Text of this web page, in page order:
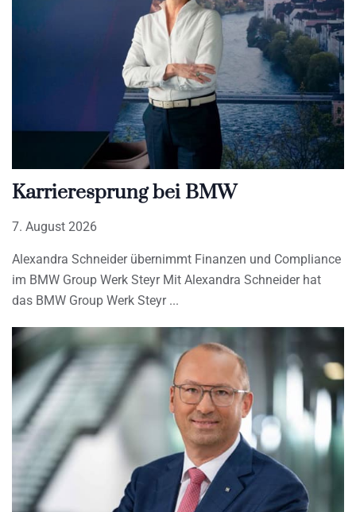
Karrieresprung bei BMW
7. August 2026
Alexandra Schneider übernimmt Finanzen und Compliance
im BMW Group Werk Steyr Mit Alexandra Schneider hat
das BMW Group Werk Steyr